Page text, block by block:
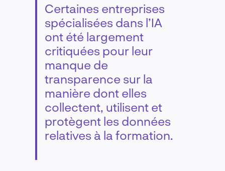
Certaines entreprises
spécialisées dans l’IA
ont été largement
critiquées pour leur
manque de
transparence sur la
manière dont elles
collectent, utilisent et
protègent les données
relatives à la formation.